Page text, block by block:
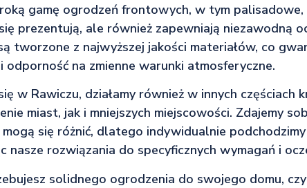
gamę ogrodzeń frontowych, w tym
prezentują, ale również zapewniają niezawodną
tworzone z najwyższej jakości materiałów, co
odporność na zmienne warunki atmosferyczne.
w Rawiczu, działamy również w innych częściach
miast, jak i mniejszych miejscowości. Zdajemy
się różnić, dlatego indywidualnie
nasze rozwiązania do specyficznych wymagań i
solidnego ogrodzenia do swojego domu,